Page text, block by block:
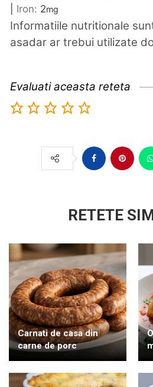
Iron: 2mg
Informatiile nutritionale sunt calculate automat,
asadar ar trebui utilizate
Evaluati aceasta reteta
RETETE
Carnati de casa din
carne de porc